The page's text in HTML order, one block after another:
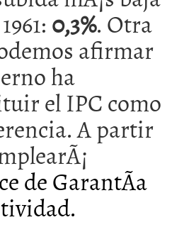
0,3%. Otra
afirmar
ha
el IPC como
A partir
de GarantÃ­a